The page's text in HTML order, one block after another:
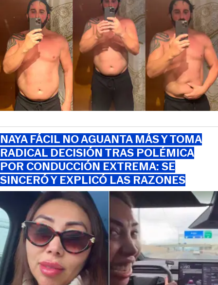
NAYA FÁCIL NO AGUANTA MÁS Y TOMA
RADICAL DECISIÓN TRAS POLÉMICA
POR CONDUCCIÓN EXTREMA: SE
SINCERÓ Y EXPLICÓ LAS RAZONES